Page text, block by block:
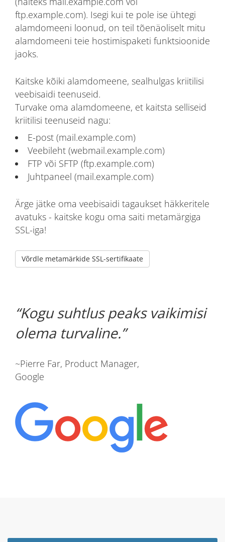
ftp.example.com). Isegi kui te pole ise ühtegi
alamdomeeni loonud, on teil tõenäoliselt mitu
alamdomeeni teie hostimispaketi funktsioonide
jaoks.
Kaitske kõiki alamdomeene, sealhulgas kriitilisi
veebisaidi teenuseid.
Turvake oma alamdomeene, et kaitsta selliseid
kriitilisi teenuseid nagu:
E-post (mail.example.com)
Veebileht (webmail.example.com)
FTP või SFTP (ftp.example.com)
Juhtpaneel (mail.example.com)
Ärge jätke oma veebisaidi tagaukset häkkeritele
avatuks - kaitske kogu oma saiti metamärgiga
SSL-iga!
Võrdle metamärkide SSL-sertifikaate
Kogu suhtlus peaks vaikimisi
olema turvaline.
~Pierre Far, Product Manager,
Google